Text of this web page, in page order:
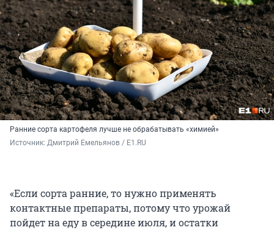
Ранние сорта картофеля лучше не обрабатывать «химией»
Источник: Дмитрий Емельянов / E1.RU
«Если сорта ранние, то нужно применять
контактные препараты, потому что урожай
пойдет на еду в середине июля, и остатки